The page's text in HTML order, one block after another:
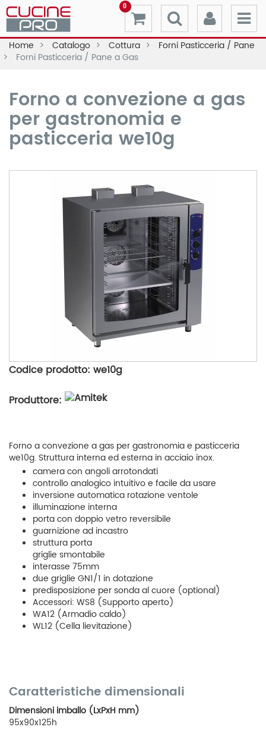
0
Home Catalogo Cottura
Forni Pasticceria / Pane
Forni Pasticceria / Pane a Gas
Forno a convezione a gas
per gastronomia e
pasticceria we10g
Codice prodotto: we10g
Produttore:
Forno a convezione a gas per gastronomia e pasticceria
we10g. Struttura interna ed esterna in acciaio inox.
camera con angoli arrotondati
controllo analogico intuitivo e facile da usare
inversione automatica rotazione ventole
illuminazione interna
porta con doppio vetro reversibile
guarnizione ad incastro
struttura porta
griglie smontabile
interasse 75mm
due griglie GN1/1 in dotazione
predisposizione per sonda al cuore (optional)
Accessori: WS8 (Supporto aperto)
WA12 (Armadio caldo)
WL12 (Cella lievitazione)
Caratteristiche dimensionali
Dimensioni imballo (LxPxH mm)
95x90x125h